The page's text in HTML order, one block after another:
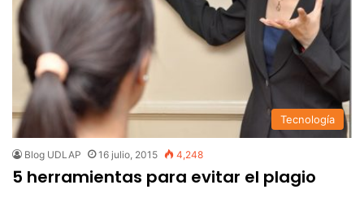
Tecnología
Blog UDLAP 16 julio, 2015 4,248
5 herramientas para evitar el plagio